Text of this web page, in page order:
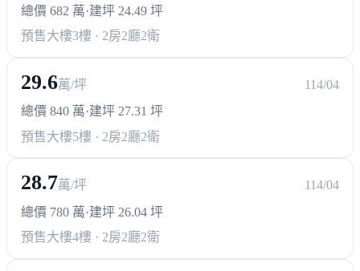
總價 682 萬·建坪 24.49 坪
預售大樓3樓 · 2房2廳2衛
29.6萬/坪
114/04
總價 840 萬·建坪 27.31 坪
預售大樓5樓 · 2房2廳2衛
28.7萬/坪
114/04
總價 780 萬·建坪 26.04 坪
預售大樓4樓 · 2房2廳2衛